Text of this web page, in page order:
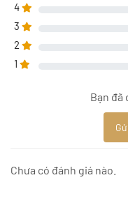
4
3
2
1
Bạn đã
Chưa có đánh giá nào.